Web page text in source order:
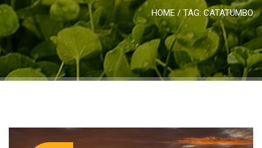
HOME / TAG: CATATUMBO